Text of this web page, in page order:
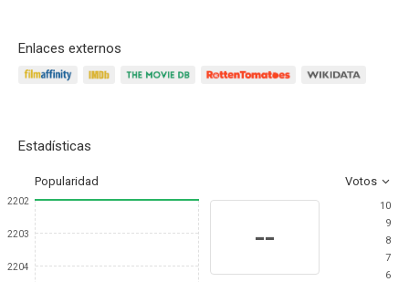
Enlaces externos
Estadísticas
Popularidad Votos
2202
2203
2204
--
10
9
8
7
6